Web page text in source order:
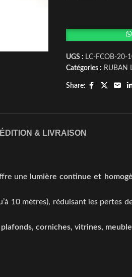
UGS : LC-FCOB-20-
Catégories : RUBAN
Share:
& LIVRAISON
une lumière continue et
10 mètres), réduisant les pertes
plafonds, corniches, vitrines,